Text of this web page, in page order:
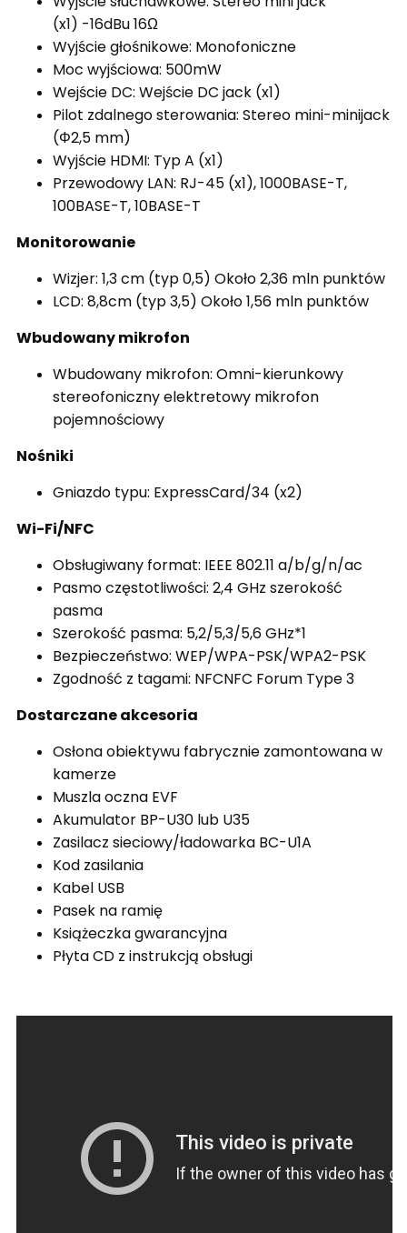
(x1) -16dBu 16Ω
Wyjście głośnikowe: Monofoniczne
Moc wyjściowa: 500mW
Wejście DC: Wejście DC jack (x1)
Pilot zdalnego sterowania: Stereo mini-minijack
(Φ2,5 mm)
Wyjście HDMI: Typ A (x1)
Przewodowy LAN: RJ-45 (x1), 1000BASE-T,
100BASE-T, 10BASE-T
Monitorowanie
Wizjer: 1,3 cm (typ 0,5) Około 2,36 mln punktów
LCD: 8,8cm (typ 3,5) Około 1,56 mln punktów
Wbudowany mikrofon
Wbudowany mikrofon: Omni-kierunkowy
stereofoniczny elektretowy mikrofon
pojemnościowy
Nośniki
Gniazdo typu: ExpressCard/34 (x2)
Wi-Fi/NFC
Obsługiwany format: IEEE 802.11 a/b/g/n/ac
Pasmo częstotliwości: 2,4 GHz szerokość
pasma
Szerokość pasma: 5,2/5,3/5,6 GHz*1
Bezpieczeństwo: WEP/WPA-PSK/WPA2-PSK
Zgodność z tagami: NFCNFC Forum Type 3
Dostarczane akcesoria
Osłona obiektywu fabrycznie zamontowana w
kamerze
Muszla oczna EVF
Akumulator BP-U30 lub U35
Zasilacz sieciowy/ładowarka BC-U1A
Kod zasilania
Kabel USB
Pasek na ramię
Książeczka gwarancyjna
Płyta CD z instrukcją obsługi